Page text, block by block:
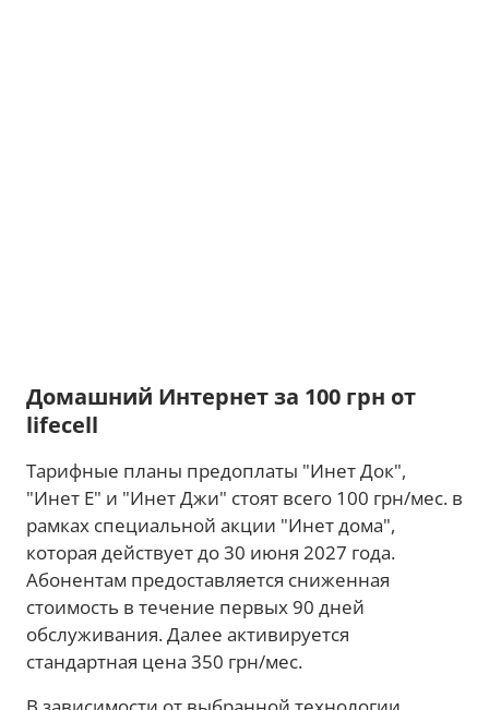
Домашний Интернет за 100 грн от
lifecell
Тарифные планы предоплаты "Инет Док",
"Инет Е" и "Инет Джи" стоят всего 100 грн/мес. в
рамках специальной акции "Инет дома",
которая действует до 30 июня 2027 года.
Абонентам предоставляется сниженная
стоимость в течение первых 90 дней
обслуживания. Далее активируется
стандартная цена 350 грн/мес.